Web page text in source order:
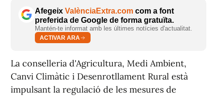
Afegeix ValènciaExtra.com com a font
preferida de Google de forma gratuïta.
Mantén-te informat amb les últimes notícies d'actualitat.
ACTIVAR ARA
La conselleria d'Agricultura, Medi Ambient,
Canvi Climàtic i Desenrotllament Rural està
impulsant la regulació de les mesures de